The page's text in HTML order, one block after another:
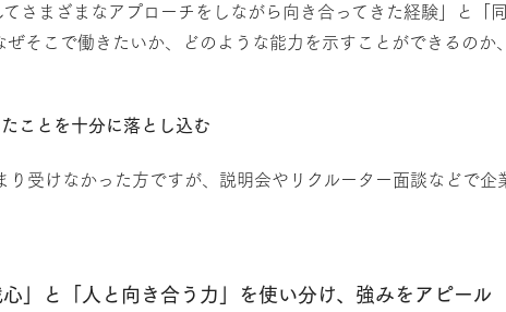
てさまざまなアプローチをしながら向き合ってきた経験」と
そこで働きたいか、どのような能力を示すことができるのか
ことを十分に落とし込む
受けなかった方ですが、説明会やリクルーター面談などで
」と「人と向き合う力」を使い分け、強みをアピール